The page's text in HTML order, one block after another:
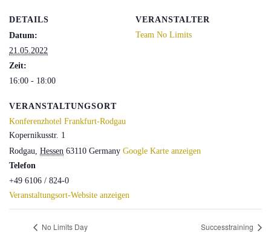
DETAILS
Datum:
21.05.2022
Zeit:
16:00 - 18:00
VERANSTALTUNGSORT
Konferenzhotel Frankfurt-Rodgau
Kopernikusstr. 1
Rodgau, Hessen 63110 Germany Google Karte anzeigen
Telefon
+49 6106 / 824-0
Veranstaltungsort-Website anzeigen
VERANSTALTER
Team No Limits
No Limits Day Successtraining